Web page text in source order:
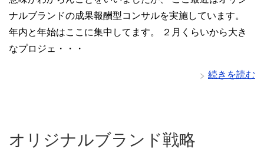
ナルブランドの成果報酬型コンサルを実施しています。
年内と年始はここに集中してます。 ２月くらいから大き
なプロジェ・・・
続きを読む
オリジナルブランド戦略